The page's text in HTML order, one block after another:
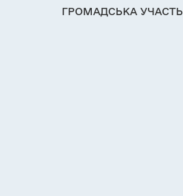
ГРОМАДСЬКА УЧАСТЬ